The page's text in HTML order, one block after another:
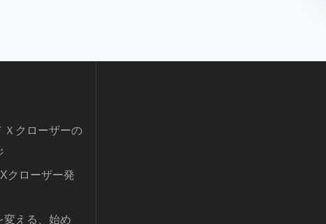
Ｘクローザーの
クローザー発
変える、始め